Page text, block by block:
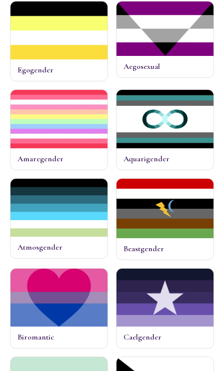
Egogender Aegosexual
Amaregender Aquarigender
Atmosgender Beastgender
Biromantic Caelgender